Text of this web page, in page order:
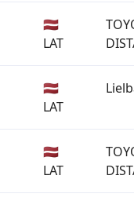
🇱🇻
LAT
🇱🇻
LAT
🇱🇻
LAT